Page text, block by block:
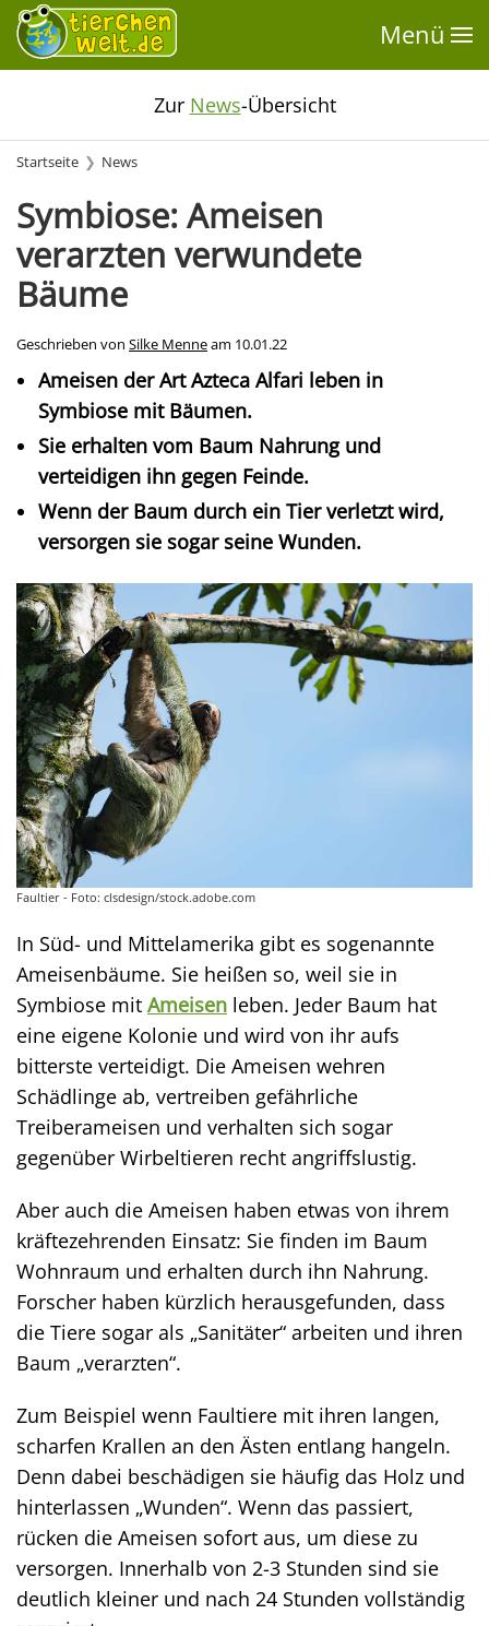
Menü
Zur News-Übersicht
Startseite News
Symbiose: Ameisen
verarzten verwundete
Bäume
Geschrieben von Silke Menneam 10.01.22
Ameisen der Art Azteca Alfari leben in
Symbiose mit Bäumen.
Sie erhalten vom Baum Nahrung und
verteidigen ihn gegen Feinde.
Wenn der Baum durch ein Tier verletzt wird,
versorgen sie sogar seine Wunden.
Faultier - Foto: clsdesign/stock.adobe.com
In Süd- und Mittelamerika gibt es sogenannte
Ameisenbäume. Sie heißen so, weil sie in
Symbiose mit Ameisen leben. Jeder Baum hat
eine eigene Kolonie und wird von ihr aufs
bitterste verteidigt. Die Ameisen wehren
Schädlinge ab, vertreiben gefährliche
Treiberameisen und verhalten sich sogar
gegenüber Wirbeltieren recht angriffslustig.
Aber auch die Ameisen haben etwas von ihrem
kräftezehrenden Einsatz: Sie finden im Baum
Wohnraum und erhalten durch ihn Nahrung.
Forscher haben kürzlich herausgefunden, dass
die Tiere sogar als „Sanitäter“ arbeiten und ihren
Baum „verarzten“.
Zum Beispiel wenn Faultiere mit ihren langen,
scharfen Krallen an den Ästen entlang hangeln.
Denn dabei beschädigen sie häufig das Holz und
hinterlassen „Wunden“. Wenn das passiert,
rücken die Ameisen sofort aus, um diese zu
versorgen. Innerhalb von 2-3 Stunden sind sie
deutlich kleiner und nach 24 Stunden vollständig